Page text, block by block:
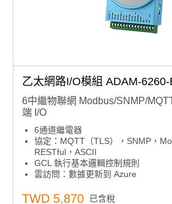
乙太網路I/O模組 ADAM-6260-
6中繼物聯網 Modbus/SNMP/
端 I/O
6通道繼電器
協定：MQTT（TLS），SNMP，
RESTful，ASCII
GCL 執行基本邏輯控制規則
雲訪問：數據更新到 Azure
用於映射 I/O 狀態的對等功能
TWD 5,870 已含稅